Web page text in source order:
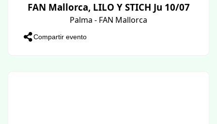
FAN Mallorca, LILO Y STICH Ju 10/07
Palma - FAN Mallorca
Compartir evento